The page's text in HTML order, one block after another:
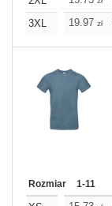
3XL
19.97 zł
Rozmiar 1-11